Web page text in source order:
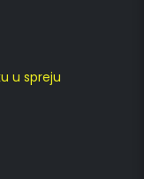
u spreju